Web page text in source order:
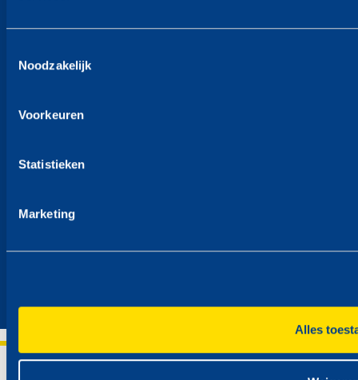
Noodzakelijk
Voorkeuren
Statistieken
Marketing
Alles